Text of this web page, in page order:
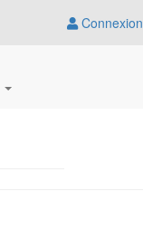
Connexion